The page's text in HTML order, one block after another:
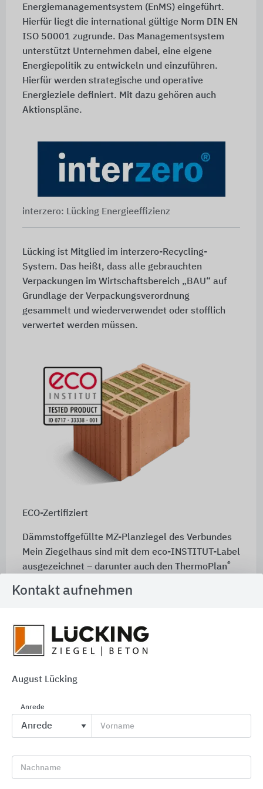
Energiemanagementsystem (EnMS) eingeführt.
Hierfür liegt die international gültige Norm DIN EN
ISO 50001 zugrunde. Das Managementsystem
unterstützt Unternehmen dabei, eine eigene
Energiepolitik zu entwickeln und einzuführen.
Hierfür werden strategische und operative
Energieziele definiert. Mit dazu gehören auch
Aktionspläne.
interzero: Lücking Energieeffizienz
Lücking ist Mitglied im interzero-Recycling-
System. Das heißt, dass alle gebrauchten
Verpackungen im Wirt­schaftsbereich „BAU“ auf
Grund­lage der Verpackungs­verordnung
gesammelt und wiederverwendet oder stofflich
verwertet werden müssen.
ECO-Zertifiziert
Dämmstoffgefüllte MZ-Planziegel des Verbundes
Mein Ziegelhaus sind mit dem eco-INSTITUT-Label
ausgezeichnet – darunter auch den ThermoPlan®
Serviceangebote und Dienstleistungen
Nutzen Sie die Planungshilfe zur Ermittlung der
richtigen Kombination für Planung, Ausschreibung
oder Bestellung.
Kontakt aufnehmen
August Lücking
Anrede
Vorname
Nachname